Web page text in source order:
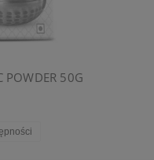
POWDER 50G